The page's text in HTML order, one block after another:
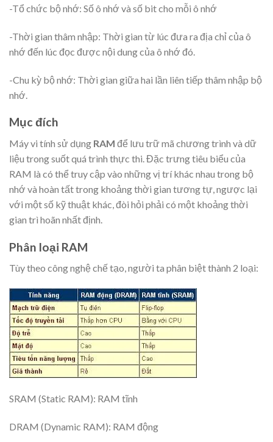
-Tổ chức bộ nhớ: Số ô nhớ và số bit cho mỗi ô nhớ
-Thời gian thâm nhập: Thời gian từ lúc đưa ra địa chỉ của ô
nhớ đến lúc đọc được nội dung của ô nhớ đó.
-Chu kỳ bộ nhớ: Thời gian giữa hai lần liên tiếp thâm nhập bộ
nhớ.
Mục đích
Máy vi tính sử dụng RAM để lưu trữ mã chương trình và dữ
liệu trong suốt quá trình thực thi. Đặc trưng tiêu biểu của
RAM là có thể truy cập vào những vị trí khác nhau trong bộ
nhớ và hoàn tất trong khoảng thời gian tương tự, ngược lại
với một số kỹ thuật khác, đòi hỏi phải có một khoảng thời
gian trì hoãn nhất định.
Phân loại RAM
Tùy theo công nghệ chế tạo, người ta phân biệt thành 2 loại:
SRAM (Static RAM): RAM tĩnh
DRAM (Dynamic RAM): RAM động